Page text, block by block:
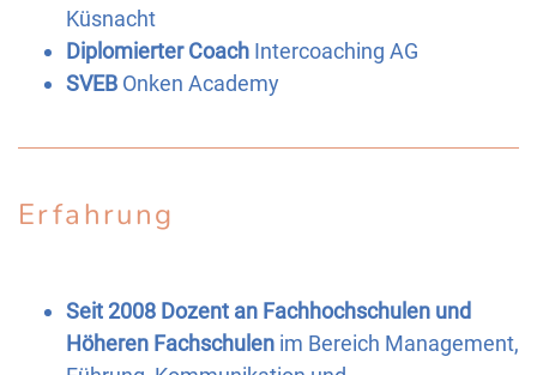
Küsnacht
Diplomierter Coach Intercoaching AG
SVEB Onken Academy
Erfahrung
Seit 2008 Dozent an Fachhochschulen und
Höheren Fachschulen im Bereich Management,